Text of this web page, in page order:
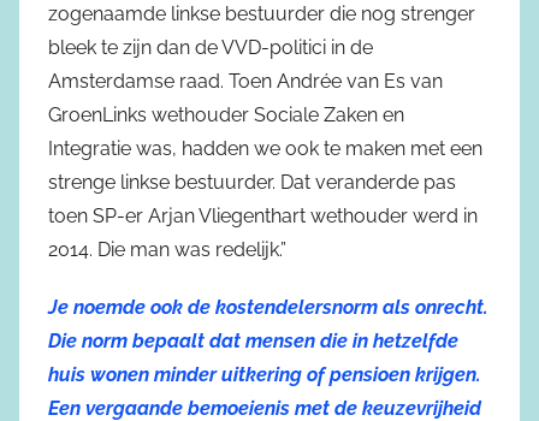
zogenaamde linkse bestuurder die nog strenger
bleek te zijn dan de VVD-politici in de
Amsterdamse raad. Toen Andrée van Es van
GroenLinks wethouder Sociale Zaken en
Integratie was, hadden we ook te maken met een
strenge linkse bestuurder. Dat veranderde pas
toen SP-er Arjan Vliegenthart wethouder werd in
2014. Die man was redelijk.”
Je noemde ook de kostendelersnorm als onrecht.
Die norm bepaalt dat mensen die in hetzelfde
huis wonen minder uitkering of pensioen krijgen.
Een vergaande bemoeienis met de keuzevrijheid